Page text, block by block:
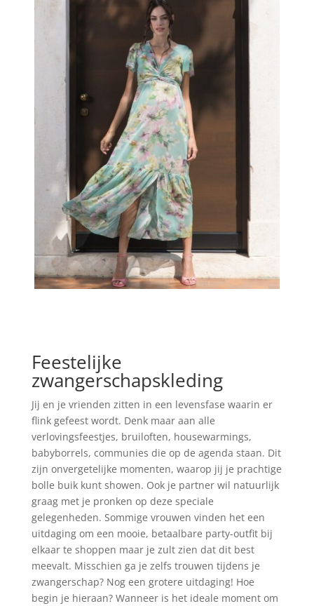
Feestelijke
zwangerschapskleding
Jij en je vrienden zitten in een levensfase waarin er
flink gefeest wordt. Denk maar aan alle
verlovingsfeestjes, bruiloften, housewarmings,
babyborrels, communies die op de agenda staan. Dit
zijn onvergetelijke momenten, waarop jij je prachtige
bolle buik kunt showen. Ook je partner wil natuurlijk
graag met je pronken op deze speciale
gelegenheden. Sommige vrouwen vinden het een
uitdaging om een mooie, betaalbare party-outfit bij
elkaar te shoppen maar je zult zien dat dit best
meevalt. Misschien ga je zelfs trouwen tijdens je
zwangerschap? Nog een grotere uitdaging! Hoe
begin je hieraan? Wanneer is het ideale moment om